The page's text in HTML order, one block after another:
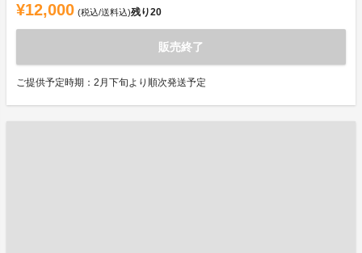
¥12,000 (税込/送料込)残り20
販売終了
ご提供予定時期：2月下旬より順次発送予定